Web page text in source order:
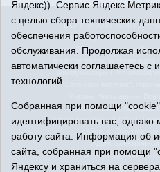
16+© 2015-2026
Регистрационный номер
марта 2016 г., выданное
коммуникаций
"Сельский вестник",
использовании
Адрес редакции: 627070,
район, с. Омутинское,
Адрес электронной
selvest151@yandex.ru,
Политика
Яндекс)). Сервис
с целью сбора технических
обеспечения
обслуживания. Продолжая
автоматически соглашаетесь с
технологий.
Собранная при помощи
идентифицировать вас,
работу сайта. Информация об
сайта, собранная при помощи
Яндексу и храниться на